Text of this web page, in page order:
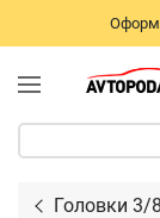
Головки 3/